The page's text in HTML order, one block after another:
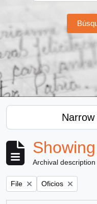
Archival description
Remove filter:
File Remove filter:
Oficios